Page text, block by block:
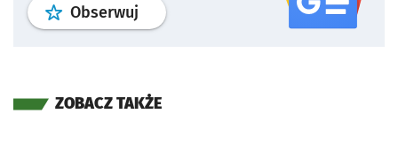
Obserwuj profil serwisu
ZOBACZ TAKŻE